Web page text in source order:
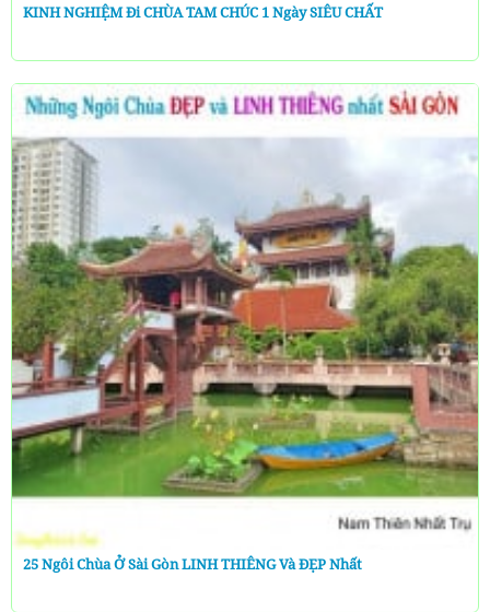
KINH NGHIỆM Đi CHÙA TAM CHÚC 1 Ngày SIÊU CHẤT
25 Ngôi Chùa Ở Sài Gòn LINH THIÊNG Và ĐẸP Nhất